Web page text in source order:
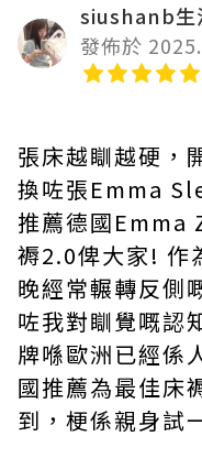
siushanb生
發佈於
張床越瞓越硬，
換咗張Emma
推薦德國Emma
褥2.0俾大家! 作
晚經常輾轉反側
咗我對瞓覺嘅認
牌喺歐洲已經係
國推薦為最佳床
到，梗係親身試